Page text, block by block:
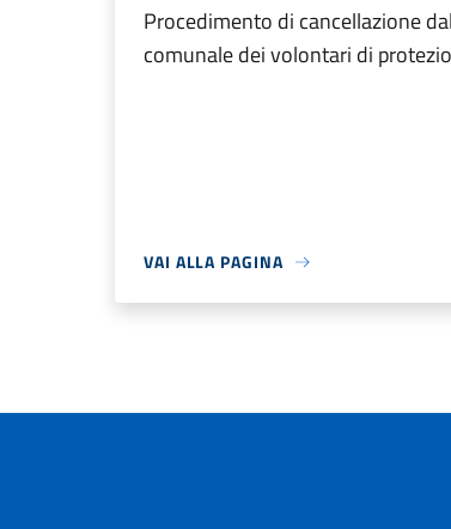
Procedimento di cancellazione
comunale dei volontari di
VAI ALLA PAGINA